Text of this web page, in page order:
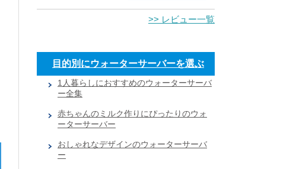
>> レビュー一覧
目的別にウォーターサーバーを選ぶ
1人暮らしにおすすめのウォーターサーバ
ー全集
赤ちゃんのミルク作りにぴったりのウォ
ーターサーバー
おしゃれなデザインのウォーターサーバ
ー